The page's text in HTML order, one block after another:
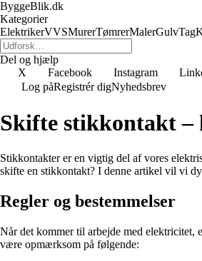
ByggeBlik.dk
Kategorier
ElektrikerVVSMurerTømrerMalerGulvTag
Del og hjælp
X
Facebook Instagram
Log påRegistrér digNyhedsbrev
Skifte stikkontakt –
Stikkontakter er en vigtig del af vores
skifte en stikkontakt? I denne artikel vil vi
Regler og bestemmelser
Når det kommer til arbejde med elektricitet,
være opmærksom på følgende: